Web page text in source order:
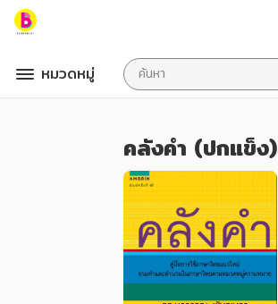
หมวดหมู่
คลังคำ (ปกแข็ง)